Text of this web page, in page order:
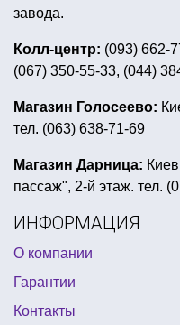
китайская вечеринка
аксессуары для
светодиоды для
все для праздника
новогодний грим детей
мыльные пузыри
квест в коробке купить
мексиканская
праздник в стиле хелло
детский карнавальный
трубочки для коктейлей
завода.
Колл-центр: (093) 662-
(067) 350-55-33, (044)
Магазин Голосеево:
тел. (063) 638-71-69
Магазин Дарница:
пассаж", 2-й этаж. тел.
ИНФОРМАЦИЯ
О компании
Гарантии
Контакты